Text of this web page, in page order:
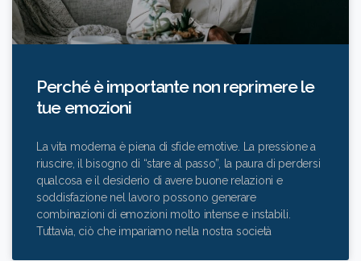
Perché è importante non reprimere le
tue emozioni
La vita moderna è piena di sfide emotive. La pressione a
riuscire, il bisogno di “stare al passo”, la paura di perdersi
qualcosa e il desiderio di avere buone relazioni e
soddisfazione nel lavoro possono generare
combinazioni di emozioni molto intense e instabili.
Tuttavia, ciò che impariamo nella nostra società